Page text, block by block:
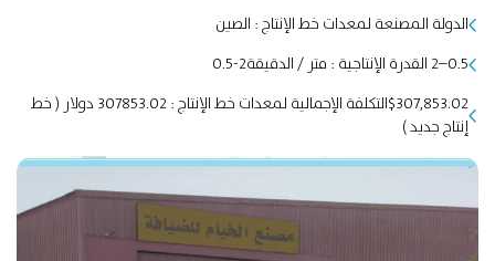
الدولة المصنعة لمعدات خط الإنتاج : الصين
0.5–2 القدرة الإنتاجية : متر / الدقيقة2-0.5
$307,853.02التكلفة الإجمالية لمعدات خط الإنتاج : 307853.02 دولار ( خط
إنتاج جديد )